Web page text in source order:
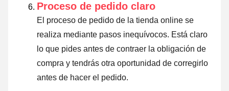
Proceso de pedido claro
El proceso de pedido de la tienda online se
realiza mediante pasos inequívocos. Está claro
lo que pides antes de contraer la obligación de
compra y tendrás otra oportunidad de corregirlo
antes de hacer el pedido.